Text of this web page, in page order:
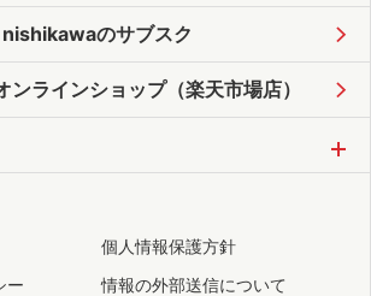
nishikawaのサブスク
ンラインショップ（楽天市場店）
個人情報保護方針
ー
情報の外部送信について